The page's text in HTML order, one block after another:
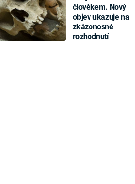
člověkem. Nový
objev ukazuje na
zkázonosné
rozhodnutí